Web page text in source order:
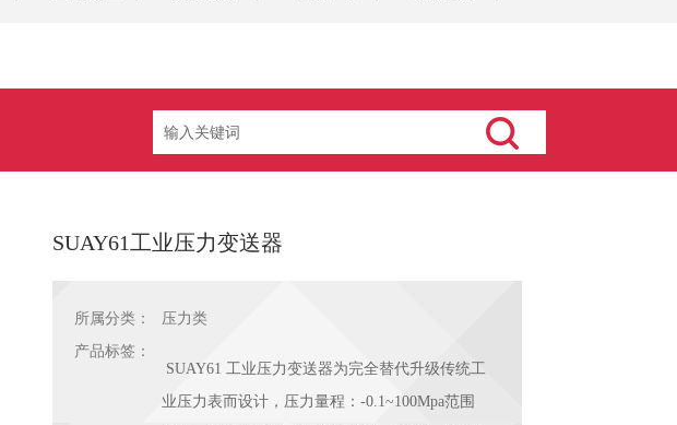
SUAY61工业压力变送器
所属分类：
压力类
产品标签：
SUAY61 工业压力变送器为完全替代升级传统工
业压力表而设计，压力量程：-0.1~100Mpa范围